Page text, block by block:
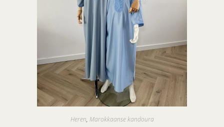
Heren, Marokkaanse kandoura